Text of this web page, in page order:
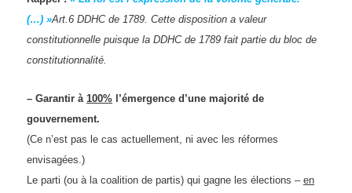
(…) »Art.6 DDHC de 1789. Cette disposition a valeur
constitutionnelle puisque la DDHC de 1789 fait partie du bloc de
constitutionnalité.
– Garantir à100% l’émergence d’une majorité de
gouvernement.
(Ce n’est pas le cas actuellement, ni avec les réformes
envisagées.)
Le parti (ou à la coalition de partis) qui gagne les élections –en